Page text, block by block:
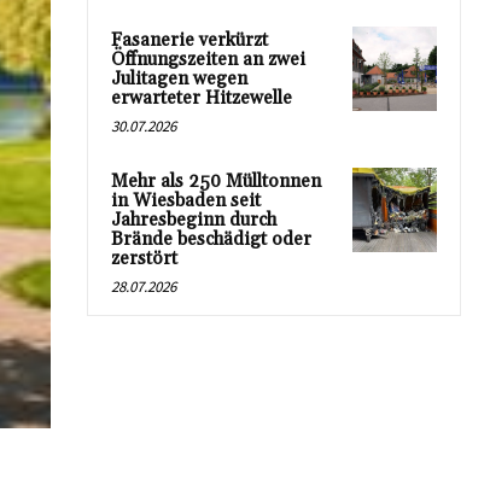
Fasanerie verkürzt
Öffnungszeiten an zwei
Julitagen wegen
erwarteter Hitzewelle
30.07.2026
Mehr als 250 Mülltonnen
in Wiesbaden seit
Jahresbeginn durch
Brände beschädigt oder
zerstört
28.07.2026